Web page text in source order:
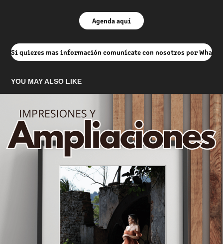
Agenda aquí
Si quieres mas información comunícate con nosotros por
YOU MAY ALSO LIKE
IMPRESIONES